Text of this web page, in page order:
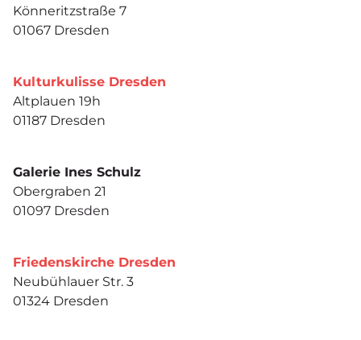
Könneritzstraße 7
01067 Dresden
Kulturkulisse Dresden
Altplauen 19h
01187 Dresden
Galerie Ines Schulz
Obergraben 21
01097 Dresden
Friedenskirche Dresden
Neubühlauer Str. 3
01324 Dresden